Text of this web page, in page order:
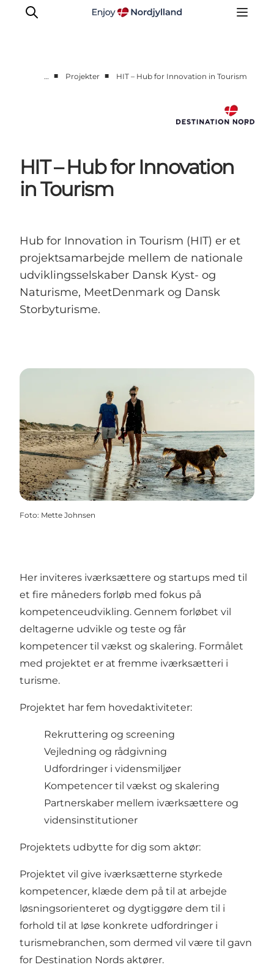
Partnerskab
Bæredygtighed
Om os
… ■ Projekter ■ HIT – Hub for Innovation in Tourism
HIT – Hub for Innovation
in Tourism
Hub for Innovation in Tourism (HIT) er et
projektsamarbejde mellem de nationale
udviklingsselskaber Dansk Kyst- og
Naturisme, MeetDenmark og Dansk
Storbyturisme.
Foto: Mette Johnsen
Her inviteres iværksættere og startups med til
et fire måneders forløb med fokus på
kompetenceudvikling. Gennem forløbet vil
deltagerne udvikle og teste og får
kompetencer til vækst og skalering. Formålet
med projektet er at fremme iværksætteri i
turisme.
Projektet har fem hovedaktiviteter:
Rekruttering og screening
Vejledning og rådgivning
Udfordringer i vidensmiljøer
Kompetencer til vækst og skalering
Partnerskaber mellem iværksættere og
vidensinstitutioner
Projektets udbytte for dig som aktør:
Projektet vil give iværksætterne styrkede
kompetencer, klæde dem på til at arbejde
løsningsorienteret og dygtiggøre dem til i
forhold til at løse konkrete udfordringer i
turismebranchen, som dermed vil være til gavn
for Destination Nords aktører.